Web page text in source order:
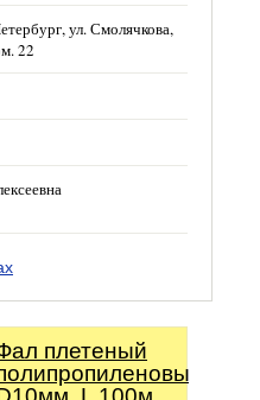
ул. Смолячкова,
22
плетеный